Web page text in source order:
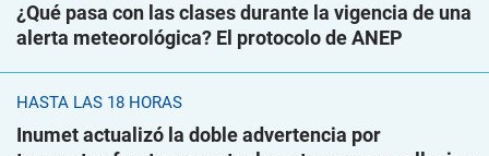
¿Qué pasa con las clases durante la vigencia de una
alerta meteorológica? El protocolo de ANEP
HASTA LAS 18 HORAS
Inumet actualizó la doble advertencia por